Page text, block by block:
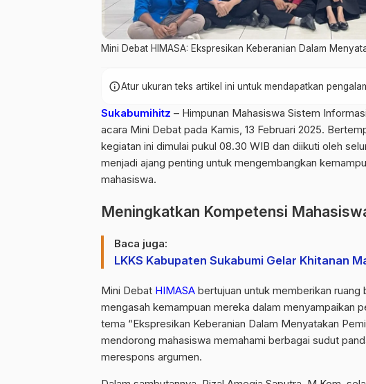
Mini Debat HIMASA: Ekspresikan Keberanian Dalam
infoAtur ukuran teks artikel ini untuk mendapatkan
Sukabumihitz – Himpunan Mahasiswa Sistem
acara Mini Debat pada Kamis, 13 Februari 2025.
kegiatan ini dimulai pukul 08.30 WIB dan diikuti oleh
menjadi ajang penting untuk mengembangkan
mahasiswa.
Meningkatkan Kompetensi
Baca juga:
LKKS Kabupaten Sukabumi Gelar Khitanan
Mini Debat HIMASA bertujuan untuk memberikan
mengasah kemampuan mereka dalam menyampaikan
tema “Ekspresikan Keberanian Dalam Menyatakan
mendorong mahasiswa memahami berbagai sudut
merespons argumen.